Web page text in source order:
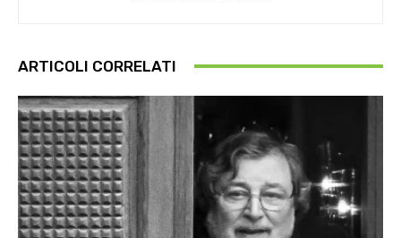
ARTICOLI CORRELATI